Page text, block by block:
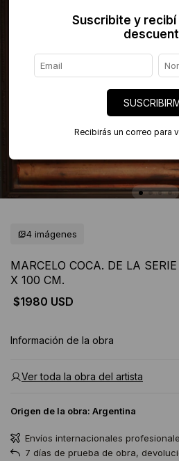
4 imágenes
MARCELO COCA. DE LA
X 100 CM.
$1980 USD
Información de la obra
Ver toda la obra del artista
Origen de la obra: Argentina
Envíos internacionales
7 días de prueba de obra,
Suscribite y recibí
Recibirás un correo para